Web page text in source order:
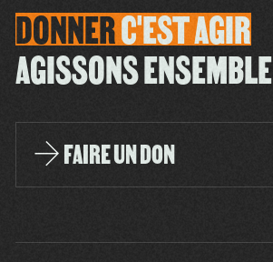
DONNERC'ESTAGIR
AGISSONS ENSEMBLE
FAIRE UN DON